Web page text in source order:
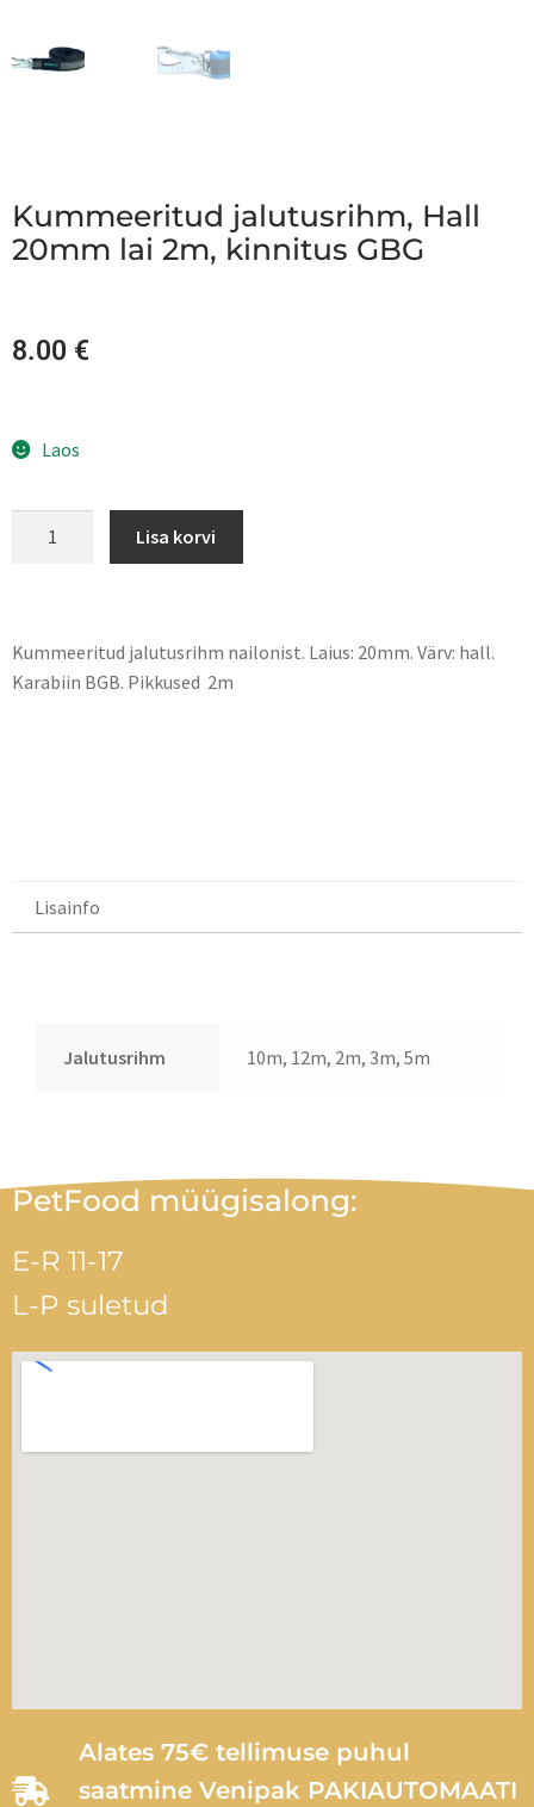
Kummeeritud jalutusrihm, Hall
20mm lai 2m, kinnitus GBG
8.00 €
Laos
Lisa korvi
Kummeeritud jalutusrihm nailonist. Laius: 20mm. Värv: hall.
Karabiin BGB. Pikkused 2m
Lisainfo
Jalutusrihm 10m, 12m, 2m, 3m, 5m
PetFood müügisalong:
E-R 11-17
L-P suletud
Alates 75€ tellimuse puhul
saatmine Venipak PAKIAUTOMAATI